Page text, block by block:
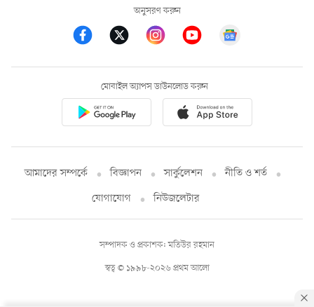
অনুসরণ করুন
মোবাইল অ্যাপস ডাউনলোড করুন
আমাদের সম্পর্কে বিজ্ঞাপন সার্কুলেশন
নীতি ও শর্ত
যোগাযোগ
নিউজলেটার
স্বত্ব © ১৯৯৮-২০২৬ প্রথম আলো
সম্পাদক ও প্রকাশক: মতিউর রহমান